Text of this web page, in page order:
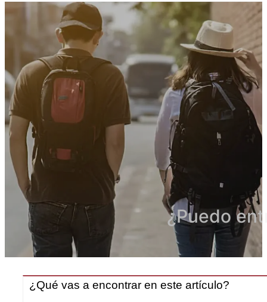
¿Puedo
¿Qué vas a encontrar en este artículo?